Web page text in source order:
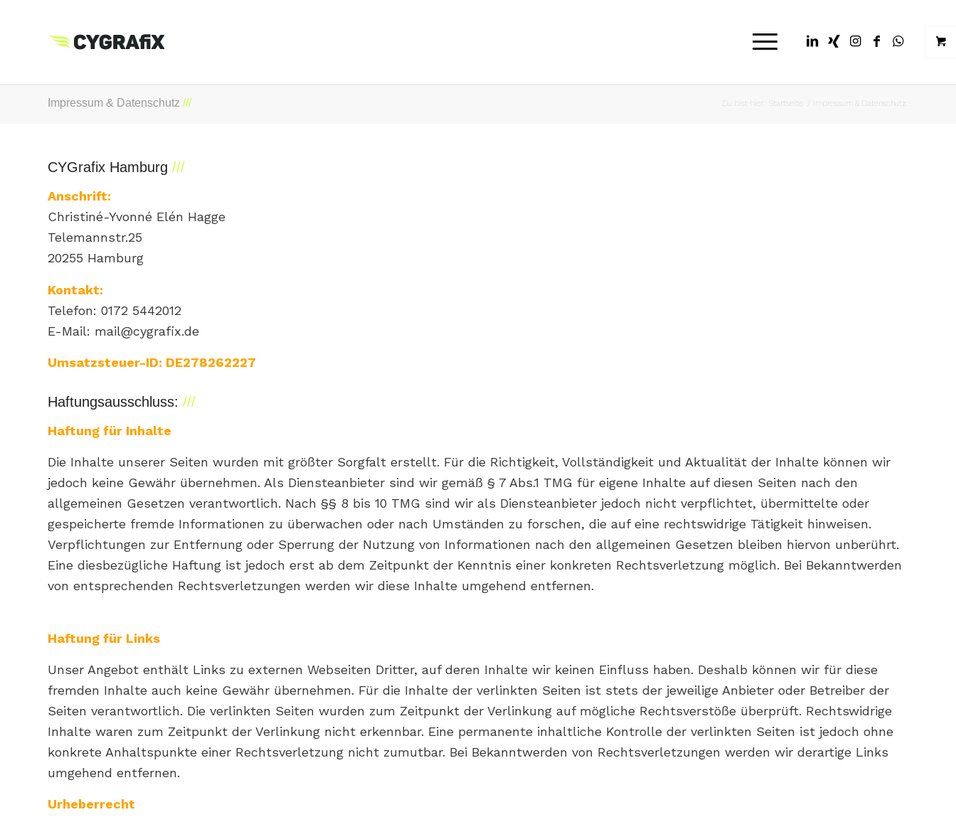
Impressum & Datenschutz Du bist hier: Startseite Impressum & Datenschutz
CYGrafix Hamburg
Anschrift:
Christiné-Yvonné Elén Hagge
Telemannstr.25
20255 Hamburg
Kontakt:
Telefon: 0172 5442012
E-Mail: mail@cygrafix.de
Umsatzsteuer-ID: DE278262227
Haftungsausschluss:
Haftung für Inhalte
Die Inhalte unserer Seiten wurden mit größter Sorgfalt erstellt. Für die Richtigkeit, Vollständigkeit und Aktualität der Inhalte können wir
jedoch keine Gewähr übernehmen. Als Diensteanbieter sind wir gemäß § 7 Abs.1 TMG für eigene Inhalte auf diesen Seiten nach den
allgemeinen Gesetzen verantwortlich. Nach §§ 8 bis 10 TMG sind wir als Diensteanbieter jedoch nicht verpflichtet, übermittelte oder
gespeicherte fremde Informationen zu überwachen oder nach Umständen zu forschen, die auf eine rechtswidrige Tätigkeit hinweisen.
Verpflichtungen zur Entfernung oder Sperrung der Nutzung von Informationen nach den allgemeinen Gesetzen bleiben hiervon unberührt.
Eine diesbezügliche Haftung ist jedoch erst ab dem Zeitpunkt der Kenntnis einer konkreten Rechtsverletzung möglich. Bei Bekanntwerden
von entsprechenden Rechtsverletzungen werden wir diese Inhalte umgehend entfernen.
Haftung für Links
Unser Angebot enthält Links zu externen Webseiten Dritter, auf deren Inhalte wir keinen Einfluss haben. Deshalb können wir für diese
fremden Inhalte auch keine Gewähr übernehmen. Für die Inhalte der verlinkten Seiten ist stets der jeweilige Anbieter oder Betreiber der
Seiten verantwortlich. Die verlinkten Seiten wurden zum Zeitpunkt der Verlinkung auf mögliche Rechtsverstöße überprüft. Rechtswidrige
Inhalte waren zum Zeitpunkt der Verlinkung nicht erkennbar. Eine permanente inhaltliche Kontrolle der verlinkten Seiten ist jedoch ohne
konkrete Anhaltspunkte einer Rechtsverletzung nicht zumutbar. Bei Bekanntwerden von Rechtsverletzungen werden wir derartige Links
umgehend entfernen.
Urheberrecht